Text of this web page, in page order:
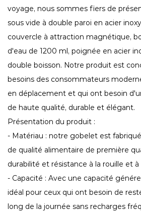
voyage, nous sommes fiers de
sous vide à double paroi en acier
couvercle à attraction magnétique,
d'eau de 1200 ml, poignée en acier
double boisson. Notre produit est
besoins des consommateurs
en déplacement et qui ont besoin
de haute qualité, durable et élégant.
Présentation du produit :
- Matériau : notre gobelet est
de qualité alimentaire de première
durabilité et résistance à la rouille et à
- Capacité : Avec une capacité
idéal pour ceux qui ont besoin de
long de la journée sans recharges